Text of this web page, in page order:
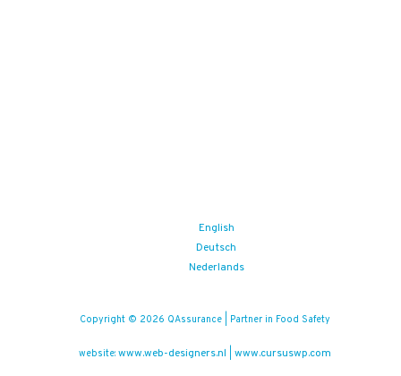
English
Deutsch
Nederlands
Copyright © 2026 QAssurance | Partner in Food Safety
website: www.web-designers.nl www.cursuswp.com